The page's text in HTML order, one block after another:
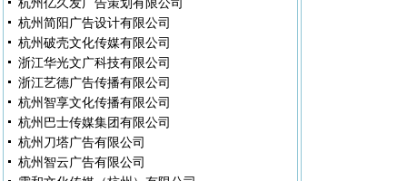
杭州简阳广告设计有限公司
杭州破壳文化传媒有限公司
浙江华光文广科技有限公司
浙江艺德广告传播有限公司
杭州智享文化传播有限公司
杭州巴士传媒集团有限公司
杭州刀塔广告有限公司
杭州智云广告有限公司